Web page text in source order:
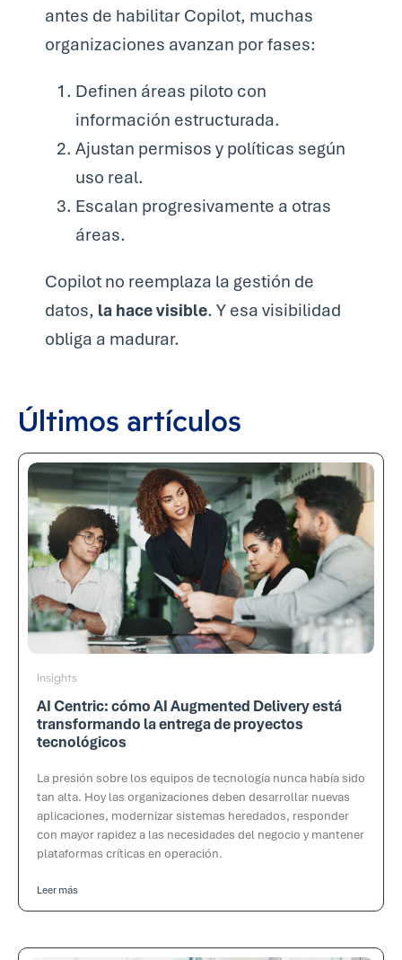
antes de habilitar Copilot, muchas
organizaciones avanzan por fases:
Definen áreas piloto con
información estructurada.
Ajustan permisos y políticas según
uso real.
Escalan progresivamente a otras
áreas.
Copilot no reemplaza la gestión de
datos, la hace visible. Y esa visibilidad
obliga a madurar.
Últimos artículos
Insights
AI Centric: cómo AI Augmented Delivery está
transformando la entrega de proyectos
tecnológicos
La presión sobre los equipos de tecnología nunca había sido
tan alta. Hoy las organizaciones deben desarrollar nuevas
aplicaciones, modernizar sistemas heredados, responder
con mayor rapidez a las necesidades del negocio y mantener
plataformas críticas en operación.
Leer más